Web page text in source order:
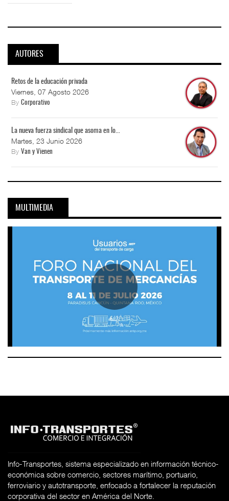
AUTORES
Retos de la educación privada
Viernes, 07 Agosto 2026
By Corporativo
La nueva fuerza sindical que asoma en lo...
Martes, 23 Junio 2026
By Van y Vienen
MULTIMEDIA
Info-Transportes, sistema especializado en información técnico-
económica sobre comercio, sectores marítimo, portuario,
ferroviario y autotransporte, enfocado a fortalecer la reputación
corporativa del sector en América del Norte.